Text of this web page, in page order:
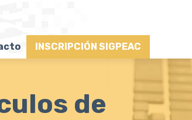
INSCRIPCIÓN SIGPEAC
de